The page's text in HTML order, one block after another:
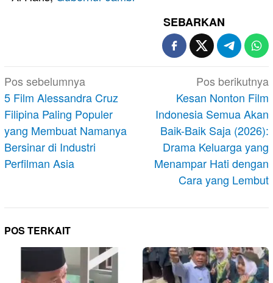
SEBARKAN
Navigasi
pos
Pos sebelumnya
5 Film Alessandra Cruz
Filipina Paling Populer
yang Membuat Namanya
Bersinar di Industri
Perfilman Asia
Pos berikutnya
Kesan Nonton Film
Indonesia Semua Akan
Baik-Baik Saja (2026):
Drama Keluarga yang
Menampar Hati dengan
Cara yang Lembut
POS TERKAIT